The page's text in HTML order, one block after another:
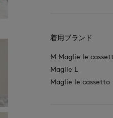
着用ブランド
M Maglie le
Maglie L
Maglie le cassetto